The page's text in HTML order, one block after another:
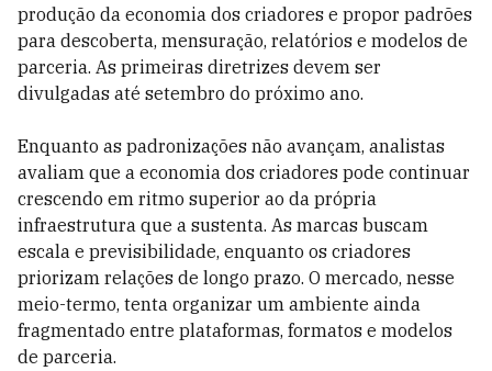
produção da economia dos criadores e propor padrões
para descoberta, mensuração, relatórios e modelos de
parceria. As primeiras diretrizes devem ser
divulgadas até setembro do próximo ano.
Enquanto as padronizações não avançam, analistas
avaliam que a economia dos criadores pode continuar
crescendo em ritmo superior ao da própria
infraestrutura que a sustenta. As marcas buscam
escala e previsibilidade, enquanto os criadores
priorizam relações de longo prazo. O mercado, nesse
meio-termo, tenta organizar um ambiente ainda
fragmentado entre plataformas, formatos e modelos
de parceria.